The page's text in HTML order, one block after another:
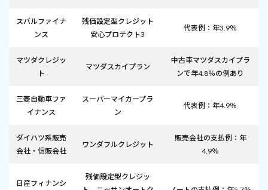
スバルファイナ
ンス
残価設定型クレジット
安心プロテクト3
代表例：年3.9％
マツダクレジッ
ト
マツダスカイプラン
中古車マツダスカイプラ
ンで年4.8％の例あり
三菱自動車ファ
イナンス
スーパーマイカープラ
ン
代表例：年4.9％
ダイハツ系販売
会社・信販会社
ワンダフルクレジット
販売会社の支払例：年
4.9％
日産フィナンシ
残価設定型クレジッ